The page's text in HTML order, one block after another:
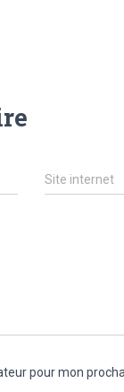
Site internet
pour mon